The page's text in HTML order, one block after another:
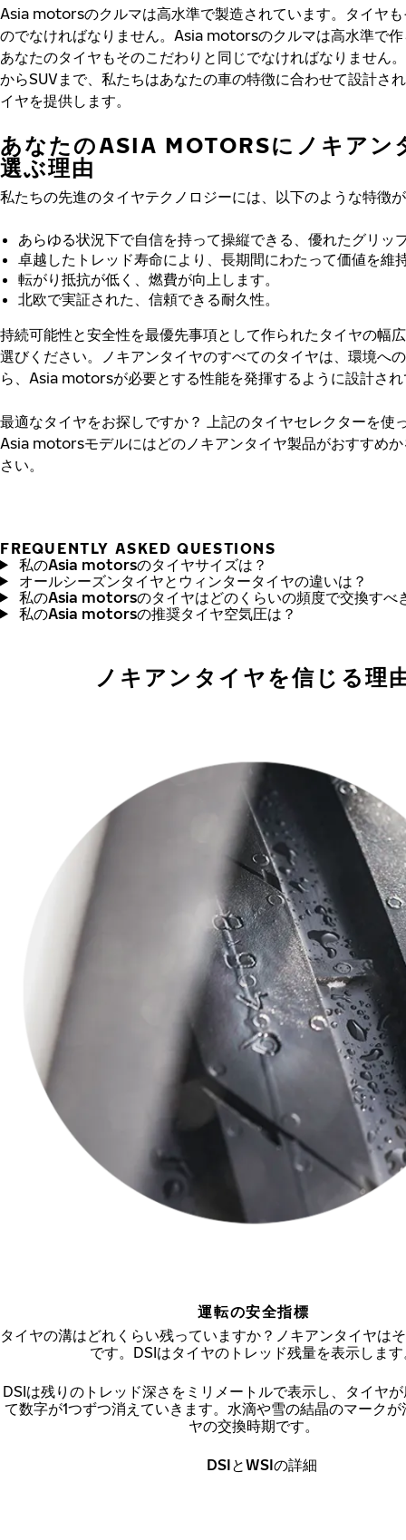
Asia motorsのクルマは高水準で製造されています。タイヤ
のでなければなりません。Asia motorsのクルマは高水準で
あなたのタイヤもそのこだわりと同じでなければなりません
からSUVまで、私たちはあなたの車の特徴に合わせて設計さ
イヤを提供します。
あなたのASIA MOTORSにノキアン
選ぶ理由
私たちの先進のタイヤテクノロジーには、以下のような特徴
あらゆる状況下で自信を持って操縦できる、優れたグリッ
卓越したトレッド寿命により、長期間にわたって価値を維
転がり抵抗が低く、燃費が向上します。
北欧で実証された、信頼できる耐久性。
持続可能性と安全性を最優先事項として作られたタイヤの幅
選びください。ノキアンタイヤのすべてのタイヤは、環境へ
ら、Asia motorsが必要とする性能を発揮するように設計さ
最適なタイヤをお探しですか？
上記のタイヤセレクターを使
Asia motorsモデルにはどのノキアンタイヤ製品がおすすめ
さい。
FREQUENTLY ASKED QUESTIONS
私のAsia motorsのタイヤサイズは？
オールシーズンタイヤとウィンタータイヤの違いは？
私のAsia motorsのタイヤはどのくらいの頻度で交換すべ
私のAsia motorsの推奨タイヤ空気圧は？
ノキアンタイヤを信じる理
運転の安全指標
タイヤの溝はどれくらい残っていますか？ノキアンタイヤは
です。DSIはタイヤのトレッド残量を表示しま
DSIは残りのトレッド深さをミリメートルで表示し、タイヤ
て数字が1つずつ消えていきます。水滴や雪の結晶のマーク
ヤの交換時期です。
DSIとWSIの詳細